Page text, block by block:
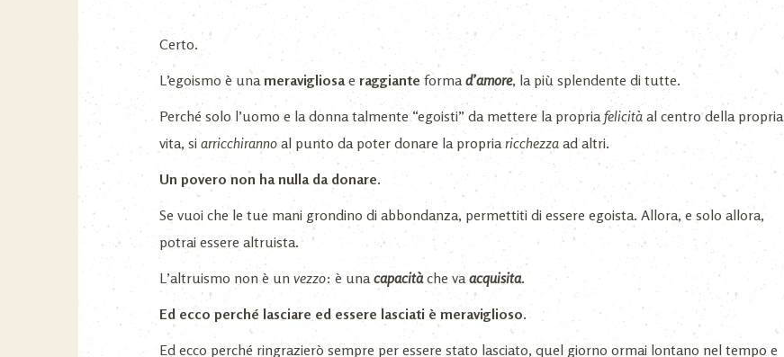
Certo.
L’egoismo è unameravigliosae raggiante formad’amore, la più splendente di tutte.
Perché solo l’uomo e la donna talmente “egoisti” da mettere la propriafelicità al centro della propria
vita, si arricchiranno al punto da poter donare la propriaricchezza ad altri.
Un povero non ha nulla da donare.
Se vuoi che le tue mani grondino di abbondanza, permettiti di essere egoista. Allora, e solo allora,
potrai essere altruista.
L’altruismo non è un vezzo: è unacapacitàche vaacquisita.
Ed ecco perché lasciare ed essere lasciati è meraviglioso.
Ed ecco perché ringrazierò sempre per essere stato lasciato, quel giorno ormai lontano nel tempo e